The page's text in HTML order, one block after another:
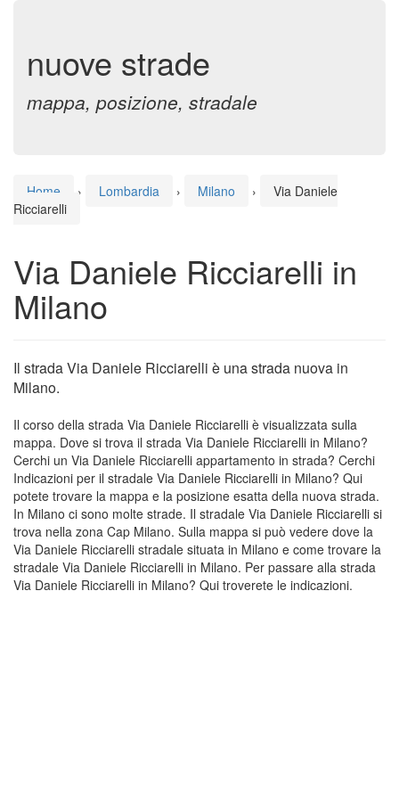
nuove strade
mappa, posizione, stradale
Home › Lombardia › Milano ›
Via Daniele
Ricciarelli
Via Daniele Ricciarelli in
Milano
Il strada Via Daniele Ricciarelli è una strada nuova in
Milano.
Il corso della strada Via Daniele Ricciarelli è visualizzata sulla
mappa. Dove si trova il strada Via Daniele Ricciarelli in Milano?
Cerchi un Via Daniele Ricciarelli appartamento in strada? Cerchi
Indicazioni per il stradale Via Daniele Ricciarelli in Milano? Qui
potete trovare la mappa e la posizione esatta della nuova strada.
In Milano ci sono molte strade. Il stradale Via Daniele Ricciarelli si
trova nella zona Cap Milano. Sulla mappa si può vedere dove la
Via Daniele Ricciarelli stradale situata in Milano e come trovare la
stradale Via Daniele Ricciarelli in Milano. Per passare alla strada
Via Daniele Ricciarelli in Milano? Qui troverete le indicazioni.